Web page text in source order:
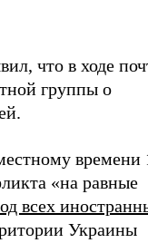
что в ходе
группы о
времени
«на равные
всех
Украины